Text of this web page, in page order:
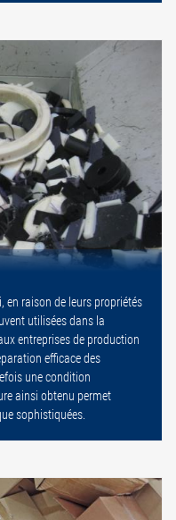
en raison de leurs propriétés
utilisées dans la
entreprises de production
efficace des
une condition
ainsi obtenu permet
sophistiquées.